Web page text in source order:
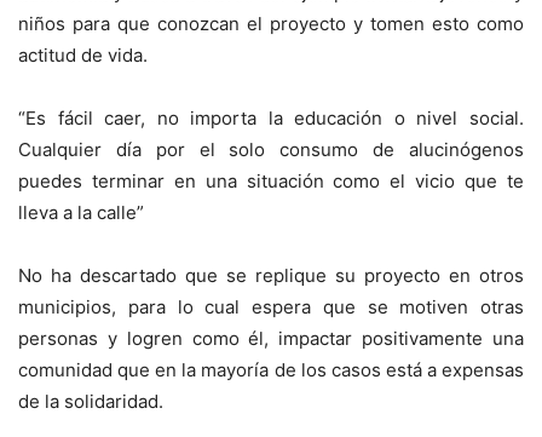
niños para que conozcan el proyecto y tomen esto como
actitud de vida.
“Es fácil caer, no importa la educación o nivel social.
Cualquier día por el solo consumo de alucinógenos
puedes terminar en una situación como el vicio que te
lleva a la calle”
No ha descartado que se replique su proyecto en otros
municipios, para lo cual espera que se motiven otras
personas y logren como él, impactar positivamente una
comunidad que en la mayoría de los casos está a expensas
de la solidaridad.